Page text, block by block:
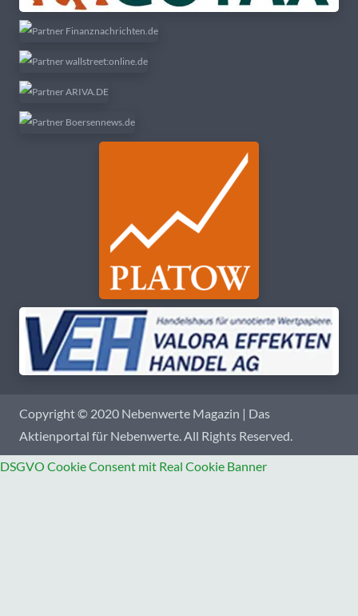
Copyright © 2020 Nebenwerte Magazin | Das
Aktienportal für Nebenwerte. All Rights Reserved.
DSGVO Cookie Consent mit Real Cookie Banner